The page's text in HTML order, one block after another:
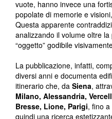
vuote, hanno invece una
popolate di memorie e
Questa apparente
analizzando il volume oltre
“oggetto” godibile
La pubblicazione, infatti,
diversi anni e documenta
itinerario che, da Siena,
Milano, Alessandria,
Bresse, Lione, Parigi, fino a
quindi una ricerca